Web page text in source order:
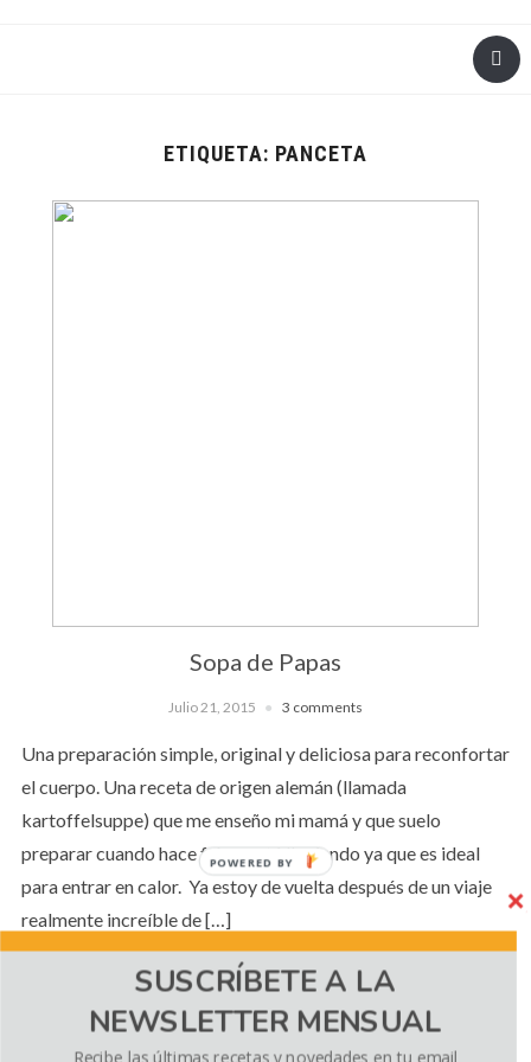
ETIQUETA: PANCETA
Sopa de Papas
Julio 21, 2015 3 comments
Una preparación simple, original y deliciosa para reconfortar
el cuerpo. Una receta de origen alemán (llamada
kartoffelsuppe) que me enseño mi mamá y que suelo
preparar cuando hace frío o está lloviendo ya que es ideal
para entrar en calor. Ya estoy de vuelta después de un viaje
realmente increíble de […]
CONTINUE READING
SUSCRÍBETE A LA
NEWSLETTER MENSUAL
POWERED BY